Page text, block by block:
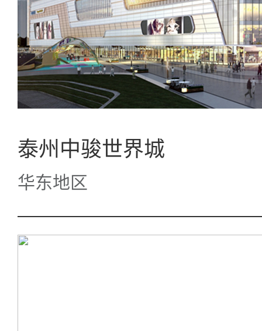
泰州中骏世界城
华东地区